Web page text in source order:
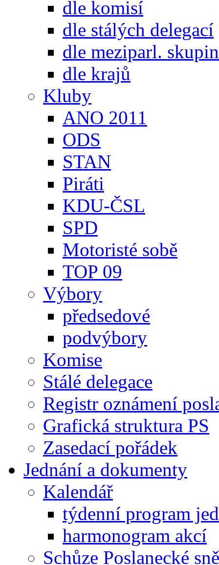
dle komisí
dle stálých delegací
dle meziparl. skupin
dle krajů
Kluby
ANO 2011
ODS
STAN
Piráti
KDU-ČSL
SPD
Motoristé sobě
TOP 09
Výbory
předsedové
podvýbory
Komise
Stálé delegace
Registr oznámení
Grafická struktura PS
Zasedací pořádek
Jednání a dokumenty
Kalendář
týdenní program
harmonogram akcí
Schůze Poslanecké